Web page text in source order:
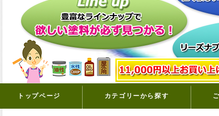
トップページ カテゴリーから探す